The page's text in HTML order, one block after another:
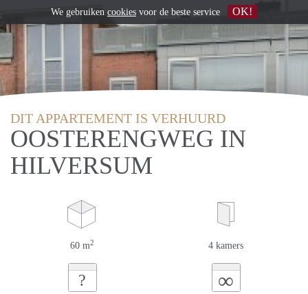
DIT APPARTEMENT IS VERHUURD
OOSTERENGWEG IN
HILVERSUM
60 m2 4 kamers
? ∞
We gebruiken cookies voor de beste service OK!